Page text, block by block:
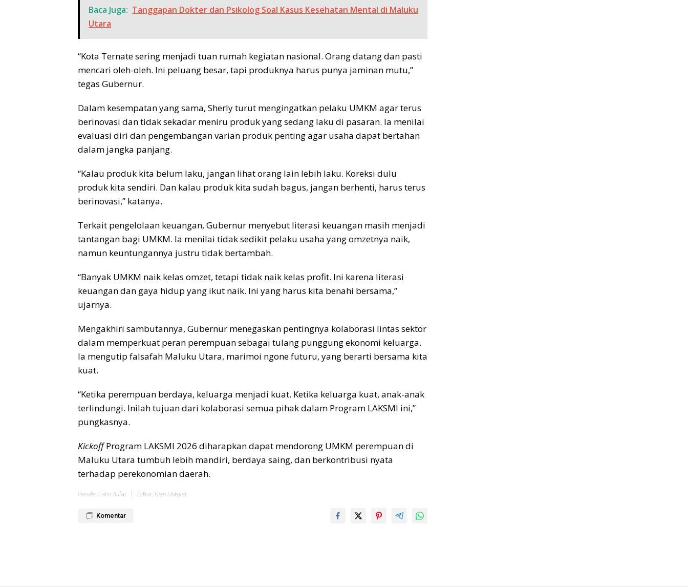
Baca Juga: Tanggapan Dokter dan Psikolog Soal Kasus Kesehatan Mental di Maluku
Utara
“Kota Ternate sering menjadi tuan rumah kegiatan nasional. Orang datang dan pasti
mencari oleh-oleh. Ini peluang besar, tapi produknya harus punya jaminan mutu,”
tegas Gubernur.
Dalam kesempatan yang sama, Sherly turut mengingatkan pelaku UMKM agar terus
berinovasi dan tidak sekadar meniru produk yang sedang laku di pasaran. Ia menilai
evaluasi diri dan pengembangan varian produk penting agar usaha dapat bertahan
dalam jangka panjang.
“Kalau produk kita belum laku, jangan lihat orang lain lebih laku. Koreksi dulu
produk kita sendiri. Dan kalau produk kita sudah bagus, jangan berhenti, harus terus
berinovasi,” katanya.
Terkait pengelolaan keuangan, Gubernur menyebut literasi keuangan masih menjadi
tantangan bagi UMKM. Ia menilai tidak sedikit pelaku usaha yang omzetnya naik,
namun keuntungannya justru tidak bertambah.
“Banyak UMKM naik kelas omzet, tetapi tidak naik kelas profit. Ini karena literasi
keuangan dan gaya hidup yang ikut naik. Ini yang harus kita benahi bersama,”
ujarnya.
Mengakhiri sambutannya, Gubernur menegaskan pentingnya kolaborasi lintas sektor
dalam memperkuat peran perempuan sebagai tulang punggung ekonomi keluarga.
Ia mengutip falsafah Maluku Utara, marimoi ngone futuru, yang berarti bersama kita
kuat.
“Ketika perempuan berdaya, keluarga menjadi kuat. Ketika keluarga kuat, anak-anak
terlindungi. Inilah tujuan dari kolaborasi semua pihak dalam Program LAKSMI ini,”
pungkasnya.
KickoffProgram LAKSMI 2026 diharapkan dapat mendorong UMKM perempuan di
Maluku Utara tumbuh lebih mandiri, berdaya saing, dan berkontribusi nyata
terhadap perekonomian daerah.
Penulis: Fahri Aufat Editor: Rian Hidayat
Komentar